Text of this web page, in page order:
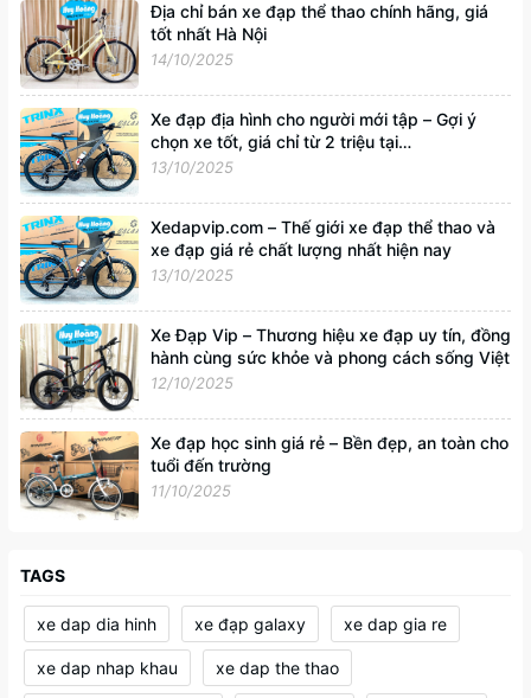
Địa chỉ bán xe đạp thể thao chính hãng, giá
tốt nhất Hà Nội
14/10/2025
Xe đạp địa hình cho người mới tập – Gợi ý
chọn xe tốt, giá chỉ từ 2 triệu tại
Xedapvip.com
13/10/2025
Xedapvip.com – Thế giới xe đạp thể thao và
xe đạp giá rẻ chất lượng nhất hiện nay
13/10/2025
Xe Đạp Vip – Thương hiệu xe đạp uy tín, đồng
hành cùng sức khỏe và phong cách sống Việt
12/10/2025
Xe đạp học sinh giá rẻ – Bền đẹp, an toàn cho
tuổi đến trường
11/10/2025
TAGS
xe dap dia hinh xe đạp galaxy xe dap gia re
xe dap nhap khau xe dap the thao